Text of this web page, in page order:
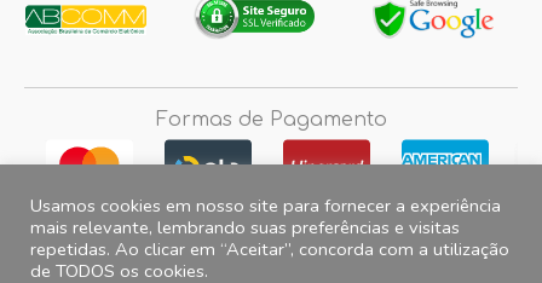
Formas de Pagamento
Fotos e imagens meramente ilustrativas, 2012© 2026 Magazine do
Usamos cookies em nosso site para fornecer a experiência
mais relevante, lembrando suas preferências e visitas
repetidas. Ao clicar em “Aceitar”, concorda com a utilização
de TODOS os cookies.